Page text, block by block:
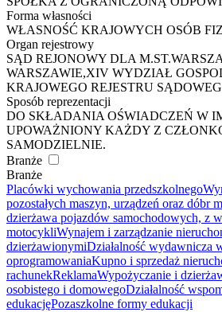
Forma własności
WŁASNOŚĆ KRAJOWYCH OSÓB
Organ rejestrowy
SĄD REJONOWY DLA
WARSZAWIE,XIV WYDZIAŁ
KRAJOWEGO REJESTRU
Sposób reprezentacji
DO SKŁADANIA OŚWIADCZEŃ W
UPOWAŻNIONY KAŻDY Z
SAMODZIELNIE.
Branże
Branże
Placówki wychowania przedszkolnego
pozostałych maszyn, urządzeń oraz dóbr
dzierżawa pojazdów samochodowych, z
motocykliWynajem i zarządzanie
dzierżawionymiDziałalność wydawnicza
oprogramowaniaKupno i sprzedaż
rachunekReklamaWypożyczanie i
osobistego i domowegoDziałalność
edukacjęPozaszkolne formy edukacji